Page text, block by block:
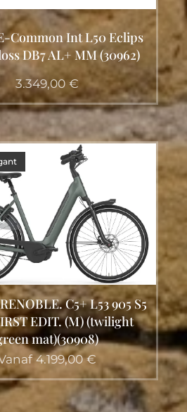
Common Int L50 Eclips
DB7 AL+ MM (30962)
3.349,00€
C5+ L53 905 S5
EDIT. (M) (twilight
mat)(30908)
4.199,00€